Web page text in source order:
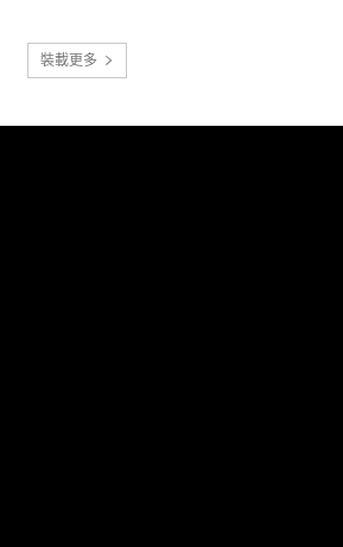
裝載更多